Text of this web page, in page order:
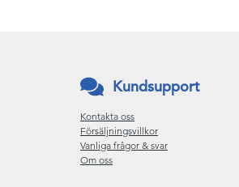
Kundsupport
Kontakta oss
Försäljningsvillkor
Vanliga frågor & svar
Om oss